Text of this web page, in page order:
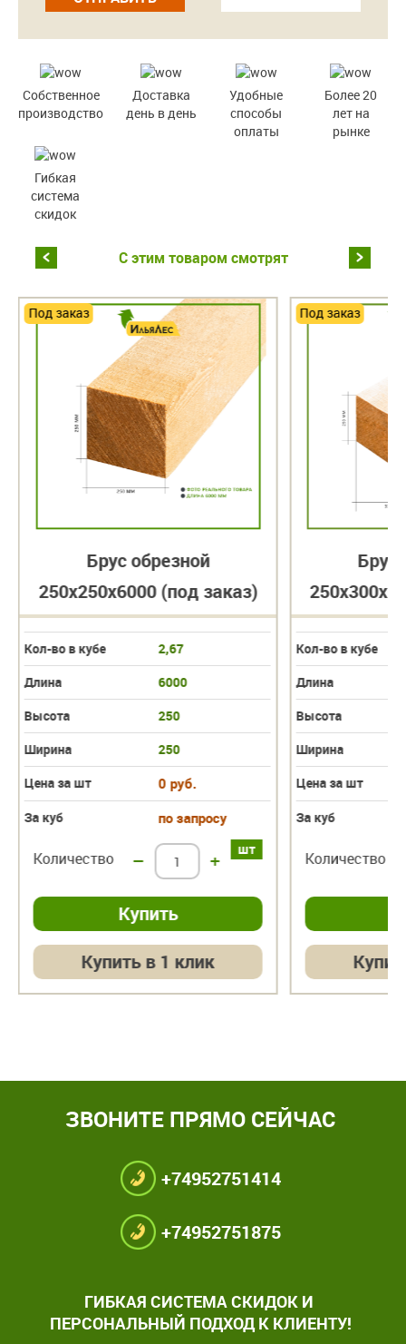
Собственное
производство
Доставка
день в день
Удобные
способы
оплаты
Более 20
лет на
рынке
Гибкая
система
скидок
С этим товаром смотрят
Под заказ
Брус обрезной
250х250х6000 (под заказ)
Кол-во в кубе
2,67
Длина
6000
Высота
250
Ширина
250
Цена за шт
0 руб.
За куб по запросу
шт
Количество – +
Купить в 1 клик
Под заказ
Брус
Кол-во в кубе
Длина
Высота
Ширина
Цена за шт
За куб
Количество
ЗВОНИТЕ ПРЯМО СЕЙЧАС
+74952751414
+74952751875
ГИБКАЯ СИСТЕМА СКИДОК И
ПЕРСОНАЛЬНЫЙ ПОДХОД К КЛИЕНТУ!